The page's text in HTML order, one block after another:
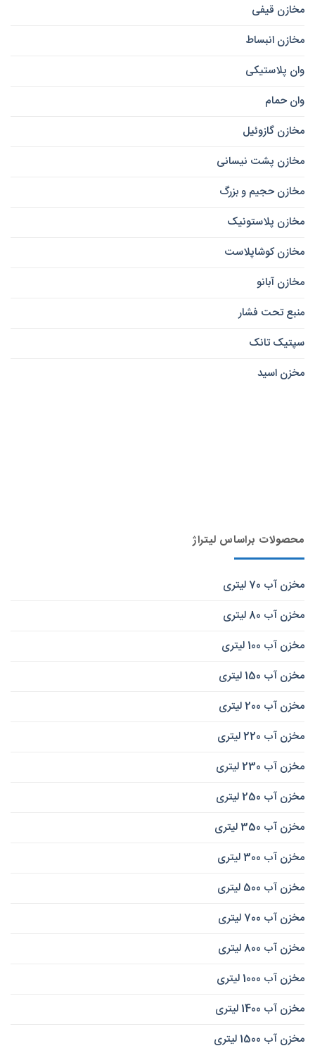
مخازن قیفی
مخازن انبساط
وان پلاستیکی
وان حمام
مخازن گازوئیل
مخازن پشت نیسانی
مخازن حجیم و بزرگ
مخازن پلاستونیک
مخازن کوشاپلاست
مخازن آبانو
منبع تحت فشار
سپتیک تانک
مخزن اسید
محصولات براساس لیتراژ
مخزن آب 70 لیتری
مخزن آب 80 لیتری
مخزن آب 100 لیتری
مخزن آب 150 لیتری
مخزن آب 200 لیتری
مخزن آب 220 لیتری
مخزن آب 230 لیتری
مخزن آب 250 لیتری
مخزن آب 350 لیتری
مخزن آب 300 لیتری
مخزن آب 500 لیتری
مخزن آب 700 لیتری
مخزن آب 800 لیتری
مخزن آب 1000 لیتری
مخزن آب 1400 لیتری
مخزن آب 1500 لیتری